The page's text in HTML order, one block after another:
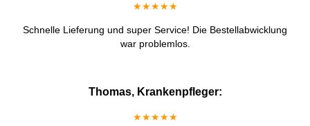
★★★★★
Schnelle Lieferung und super Service! Die Bestellabwicklung
war problemlos.
Thomas, Krankenpfleger:
★★★★★